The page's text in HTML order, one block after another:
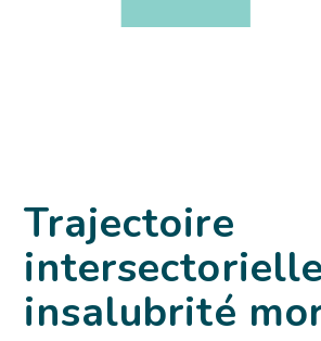
Trajectoire
insalubrité